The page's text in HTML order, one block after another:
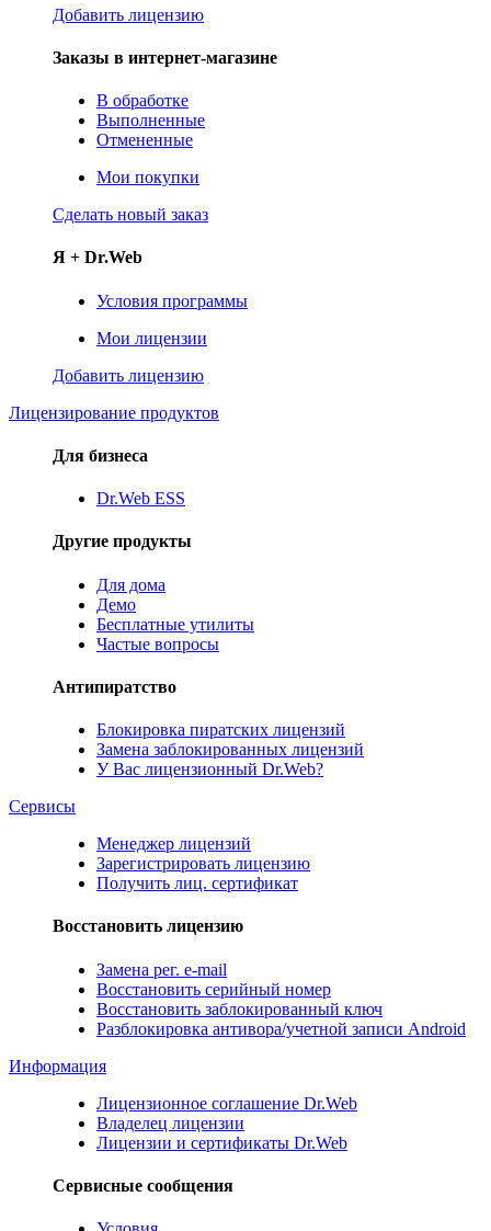
Добавить лицензию
Заказы в интернет-магазине
В обработке
Выполненные
Отмененные
Мои покупки
Сделать новый заказ
Я + Dr.Web
Условия программы
Мои лицензии
Добавить лицензию
Лицензирование продуктов
Для бизнеса
Dr.Web ESS
Другие продукты
Для дома
Демо
Бесплатные утилиты
Частые вопросы
Антипиратство
Блокировка пиратских лицензий
Замена заблокированных лицензий
У Вас лицензионный Dr.Web?
Сервисы
Менеджер лицензий
Зарегистрировать лицензию
Получить лиц. сертификат
Восстановить лицензию
Замена рег. e-mail
Восстановить серийный номер
Восстановить заблокированный ключ
Разблокировка антивора/учетной записи Android
Информация
Лицензионное соглашение Dr.Web
Владелец лицензии
Лицензии и сертификаты Dr.Web
Сервисные сообщения